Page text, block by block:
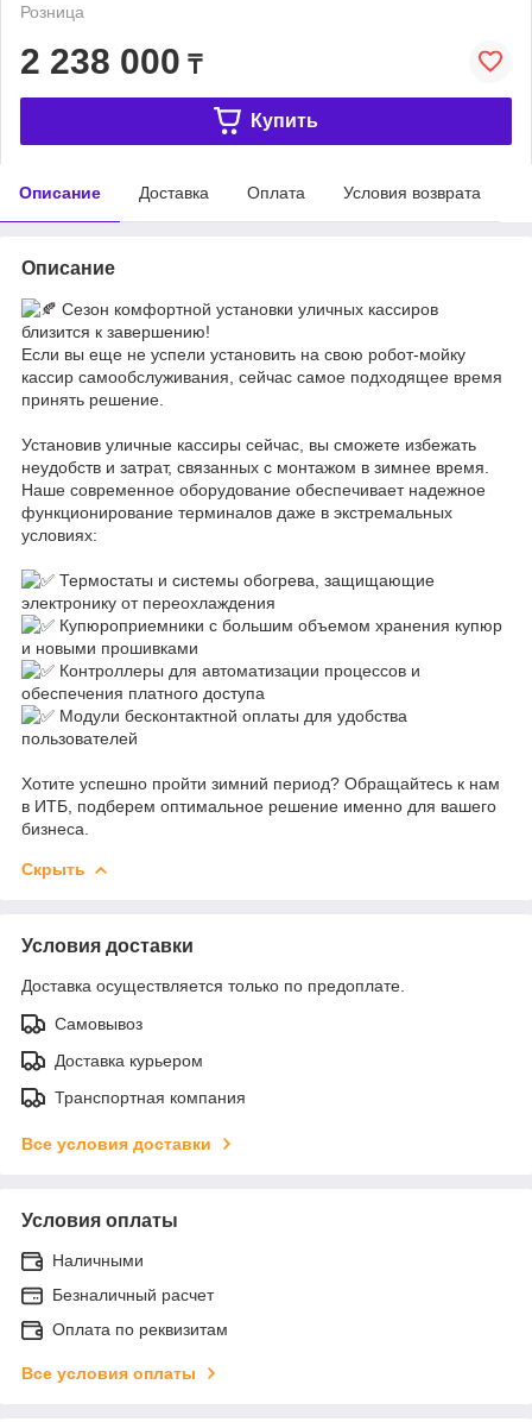
Розница
2 238 000 ₸
Купить
Описание Доставка Оплата Условия возврата
Описание
Сезон комфортной установки уличных кассиров
близится к завершению!
Если вы еще не успели установить на свою робот-мойку
кассир самообслуживания, сейчас самое подходящее время
принять решение.
Установив уличные кассиры сейчас, вы сможете избежать
неудобств и затрат, связанных с монтажом в зимнее время.
Наше современное оборудование обеспечивает надежное
функционирование терминалов даже в экстремальных
условиях:
Термостаты и системы обогрева, защищающие
электронику от переохлаждения
Купюроприемники с большим объемом хранения купюр
и новыми прошивками
Контроллеры для автоматизации процессов и
обеспечения платного доступа
Модули бесконтактной оплаты для удобства
пользователей
Хотите успешно пройти зимний период? Обращайтесь к нам
в ИТБ, подберем оптимальное решение именно для вашего
бизнеса.
Скрыть
Условия доставки
Доставка осуществляется только по предоплате.
Самовывоз
Доставка курьером
Транспортная компания
Все условия доставки
Условия оплаты
Наличными
Безналичный расчет
Оплата по реквизитам
Все условия оплаты